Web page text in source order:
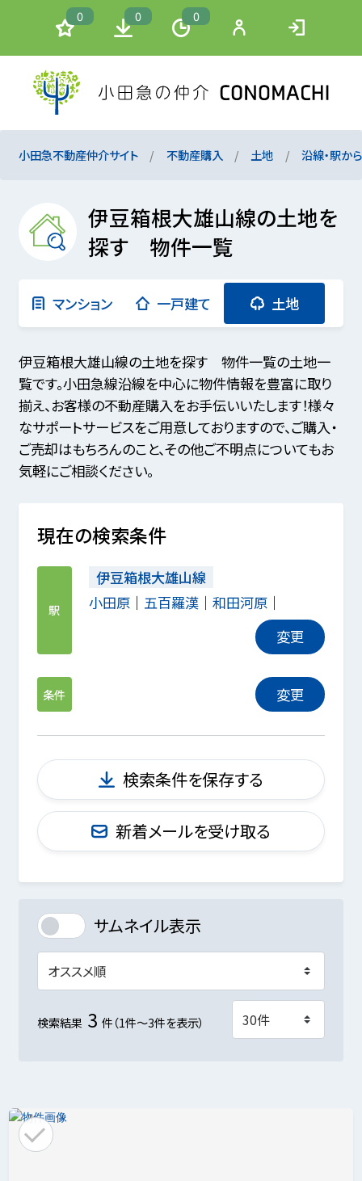
0 0 0
小田急不動産仲介サイト 不動産購入 土地 沿線・駅か
伊豆箱根大雄山線の土地を
探す 物件一覧
マンション 一戸建て 土地
伊豆箱根大雄山線の土地を探す 物件一覧の土地一
覧です。小田急線沿線を中心に物件情報を豊富に取り
揃え、お客様の不動産購入をお手伝いいたします！様々
なサポートサービスをご用意しておりますので、ご購入・
ご売却はもちろんのこと、その他ご不明点についてもお
気軽にご相談ください。
現在の検索条件
駅
伊豆箱根大雄山線
小田原
五百羅漢
和田河原
変更
条件 変更
検索条件を保存する
新着メールを受け取る
サムネイル表示
検索結果 3 件（1件～3件を表示）